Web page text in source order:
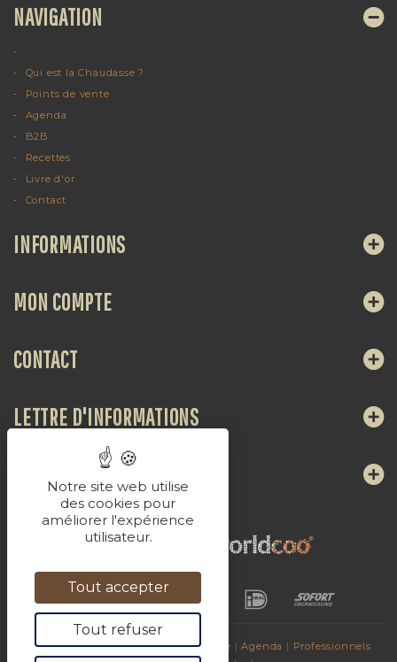
NAVIGATION
Qui est la Chaudasse ?
Points de vente
Agenda
B2B
Recettes
Livre d'or
Contact
INFORMATIONS
© 2017Les Breuvages de La Chaudasse |Agenda | Professionnels
MON COMPTE
CONTACT
LETTRE D'INFORMATIONS
NOUS SUIVRE
Notre site web utilise
des cookies pour
améliorer l'expérience
utilisateur.
Tout accepter
Tout refuser